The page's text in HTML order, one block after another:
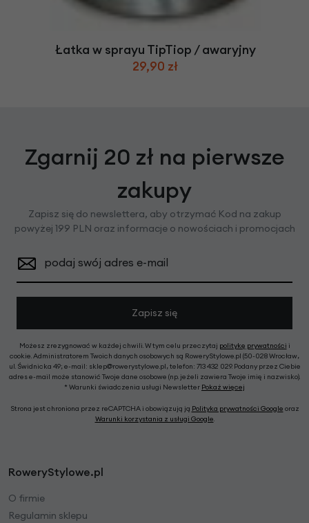
Łatka w sprayu TipTiop / awaryjny
29,90 zł
Zgarnij 20 zł na pierwsze
zakupy
Zapisz się do newslettera, aby otrzymać Kod na zakup
powyżej 199 PLN oraz informacje o nowościach i promocjach
podaj swój adres e-mail
Zapisz się
Możesz zrezygnować w każdej chwili. W tym celu przeczytaj politykę prywatności i
cookie. Administratorem Twoich danych osobowych są RoweryStylowe.pl (50-028 Wrocław,
ul. Świdnicka 49; e-mail: sklep@rowerystylowe.pl, telefon: 713 432 029. Podany przez Ciebie
adres e-mail może stanowić Twoje dane osobowe (np. jeżeli zawiera Twoje imię i nazwisko).
* Warunki świadczenia usługi Newsletter Pokaż więcej
Strona jest chroniona przez reCAPTCHA i obowiązują ją Polityka prywatności Google oraz
Warunki korzystania z usługi Google.
RoweryStylowe.pl
O firmie
Regulamin sklepu